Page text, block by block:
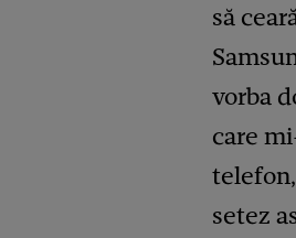
să
vorba
care
setez